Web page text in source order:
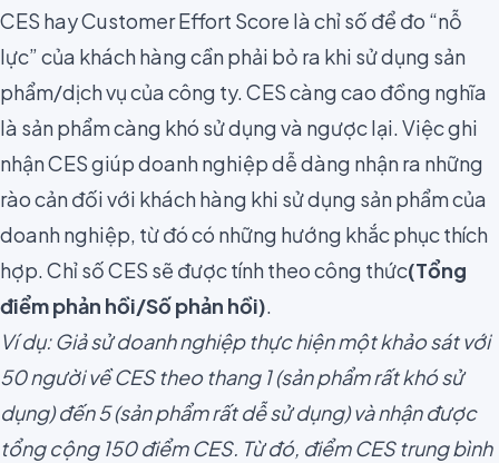
CES hay Customer Effort Score là chỉ số để đo “nỗ
lực” của khách hàng cần phải bỏ ra khi sử dụng sản
phẩm/dịch vụ của công ty. CES càng cao đồng nghĩa
là sản phẩm càng khó sử dụng và ngược lại. Việc ghi
nhận CES giúp doanh nghiệp dễ dàng nhận ra những
rào cản đối với khách hàng khi sử dụng sản phẩm của
doanh nghiệp, từ đó có những hướng khắc phục thích
hợp. Chỉ số CES sẽ được tính theo công thức(Tổng
điểm phản hồi/Số phản hồi).
Ví dụ: Giả sử doanh nghiệp thực hiện một khảo sát với
50 người về CES theo thang 1 (sản phẩm rất khó sử
dụng) đến 5 (sản phẩm rất dễ sử dụng) và nhận được
tổng cộng 150 điểm CES. Từ đó, điểm CES trung bình